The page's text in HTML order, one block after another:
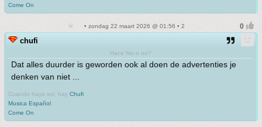
Come On
• zondag 22 maart 2026 @ 01:56 • 2
chufi
Hace frio o no?
Dat alles duurder is geworden ook al doen de advertenties je
denken van niet ...
Cuando haya sol, hay Chufi
Musica Español
Come On